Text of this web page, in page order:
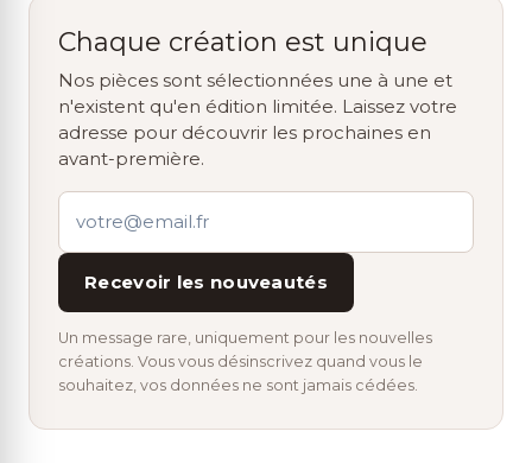
Chaque création est unique
Nos pièces sont sélectionnées une à une et
n'existent qu'en édition limitée. Laissez votre
adresse pour découvrir les prochaines en
avant-première.
Recevoir les nouveautés
Un message rare, uniquement pour les nouvelles
créations. Vous vous désinscrivez quand vous le
souhaitez, vos données ne sont jamais cédées.